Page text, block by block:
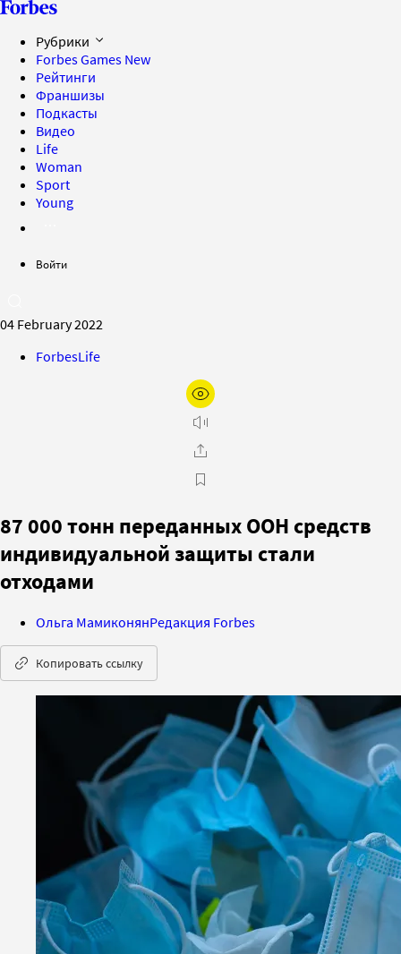
Рубрики
Forbes Games New
Рейтинги
Франшизы
Подкасты
Видео
Life
Woman
Sport
Young
Войти
04 February 2022
ForbesLife
87 000 тонн переданных ООН средств
индивидуальной защиты стали
отходами
Ольга МамиконянРедакция Forbes
Копировать ссылку